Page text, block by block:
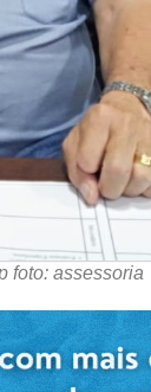
foto: assessoria